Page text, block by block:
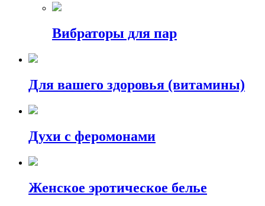
Вибраторы для пар
Для вашего здоровья (витамины)
Духи с феромонами
Женское эротическое белье